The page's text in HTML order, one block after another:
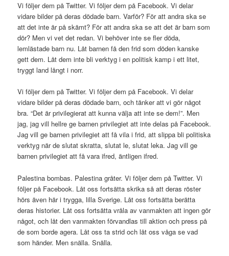
Vi följer dem på Twitter. Vi följer dem på Facebook. Vi delar
vidare bilder på deras dödade barn. Varför? För att andra ska se
att det inte är på skämt? För att andra ska se att det är barn som
dör? Men vi vet det redan. Vi behöver inte se fler döda,
lemlästade barn nu. Låt barnen få den frid som döden kanske
gett dem. Låt dem inte bli verktyg i en politisk kamp i ett litet,
tryggt land långt i norr.
Vi följer dem på Twitter. Vi följer dem på Facebook. Vi delar
vidare bilder på deras dödade barn, och tänker att vi gör något
bra. “Det är privilegierat att kunna välja att inte se dem!”. Men
jag, jag vill hellre ge barnen privilegiet att inte delas på Facebook.
Jag vill ge barnen privilegiet att få vila i frid, att slippa bli politiska
verktyg när de slutat skratta, slutat le, slutat leka. Jag vill ge
barnen privilegiet att få vara ifred, äntligen ifred.
Palestina bombas. Palestina gråter. Vi följer dem på Twitter. Vi
följer på Facebook. Låt oss fortsätta skrika så att deras röster
hörs även här i trygga, lilla Sverige. Låt oss fortsätta berätta
deras historier. Låt oss fortsätta vråla av vanmakten att ingen gör
något, och låt den vanmakten förvandlas till aktion och press på
de som borde agera. Låt oss ta strid och låt oss våga se vad
som händer. Men snälla. Snälla.